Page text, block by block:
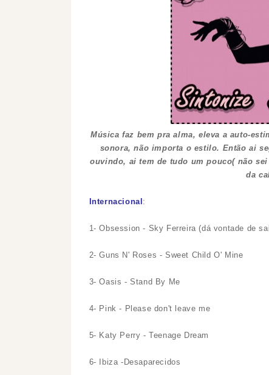
Música faz bem pra alma, eleva a auto-
sonora, não importa o estilo. Então ai
ouvindo, ai tem de tudo um pouco( não
da
Internacional :
1- Obsession - Sky Ferreira (dá vontade de
2- Guns N' Roses - Sweet Child O' Mine
3- Oasis - Stand By Me
4- Pink - Please don't leave me
5- Katy Perry - Teenage Dream
6- Ibiza -Desaparecidos